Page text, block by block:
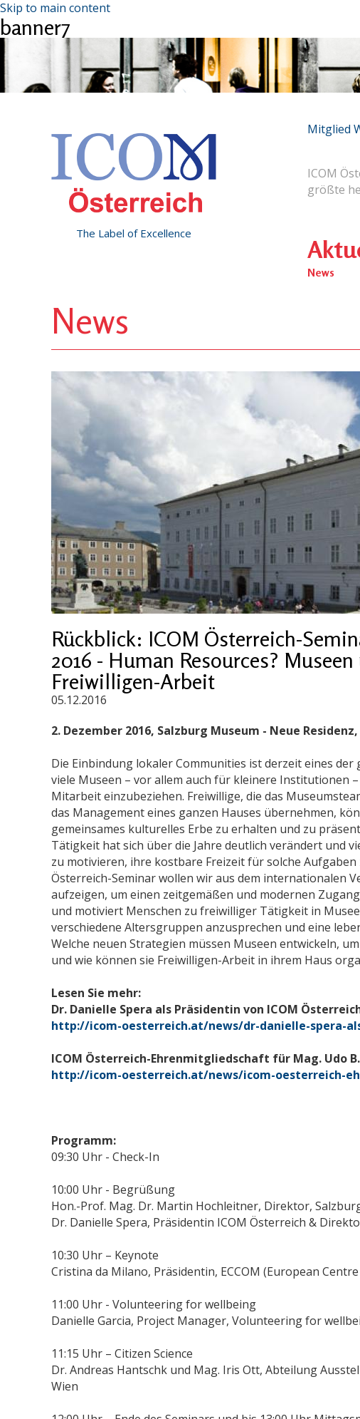
Skip to main content
banner7
The Label of Excellence
ICOM
größte
News
Mitglied
News
Rückblick: ICOM Österreich-
2016 - Human Resources?
Freiwilligen-Arbeit
05.12.2016
2. Dezember 2016, Salzburg Museum - Neue
Die Einbindung lokaler Communities ist derzeit eines
viele Museen – vor allem auch für kleinere Institutionen
Mitarbeit einzubeziehen. Freiwillige, die das
das Management eines ganzen Hauses übernehmen,
gemeinsames kulturelles Erbe zu erhalten und zu
Tätigkeit hat sich über die Jahre deutlich verändert und
zu motivieren, ihre kostbare Freizeit für solche
Österreich-Seminar wollen wir aus dem internationalen
aufzeigen, um einen zeitgemäßen und modernen
und motiviert Menschen zu freiwilliger Tätigkeit in
verschiedene Altersgruppen anzusprechen und eine
Welche neuen Strategien müssen Museen entwickeln,
und wie können sie Freiwilligen-Arbeit in ihrem Haus
Lesen Sie mehr:
Dr. Danielle Spera als Präsidentin von ICOM
http://icom-oesterreich.at/news/dr-danielle-spera-
ICOM Österreich-Ehrenmitgliedschaft für Mag. Udo
http://icom-oesterreich.at/news/icom-oesterreich-
Programm:
09:30 Uhr - Check-In
10:00 Uhr - Begrüßung
Hon.-Prof. Mag. Dr. Martin Hochleitner, Direktor,
Dr. Danielle Spera, Präsidentin ICOM Österreich &
10:30 Uhr – Keynote
Cristina da Milano, Präsidentin, ECCOM (European
11:00 Uhr - Volunteering for wellbeing
Danielle Garcia, Project Manager, Volunteering for
11:15 Uhr – Citizen Science
Dr. Andreas Hantschk und Mag. Iris Ott, Abteilung
Wien